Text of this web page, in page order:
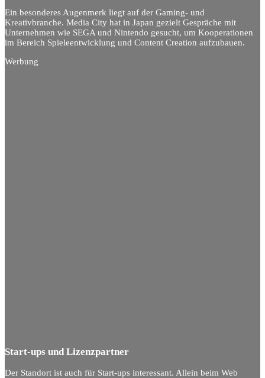
Ein besonderes Augenmerk liegt auf der Gaming- und
Kreativbranche. Media City hat in Japan gezielt Gespräche mit
Unternehmen wie SEGA und Nintendo gesucht, um Kooperationen
im Bereich Spieleentwicklung und Content Creation aufzubauen.
Werbung
Start-ups und Lizenzpartner
Der Standort ist auch für Start-ups interessant. Allein beim Web